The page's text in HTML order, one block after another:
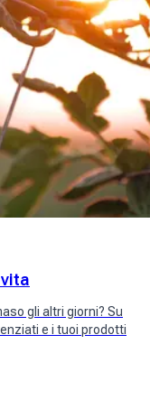
gli altri giorni? Su
e i tuoi prodotti